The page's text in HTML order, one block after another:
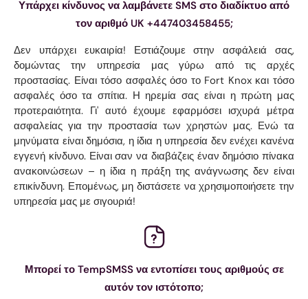
Υπάρχει κίνδυνος να λαμβάνετε SMS στο διαδίκτυο από
τον αριθμό UK +447403458455;
Δεν υπάρχει ευκαιρία! Εστιάζουμε στην ασφάλειά σας,
δομώντας την υπηρεσία μας γύρω από τις αρχές
προστασίας. Είναι τόσο ασφαλές όσο το Fort Knox και τόσο
ασφαλές όσο τα σπίτια. Η ηρεμία σας είναι η πρώτη μας
προτεραιότητα. Γι' αυτό έχουμε εφαρμόσει ισχυρά μέτρα
ασφαλείας για την προστασία των χρηστών μας. Ενώ τα
μηνύματα είναι δημόσια, η ίδια η υπηρεσία δεν ενέχει κανένα
εγγενή κίνδυνο. Είναι σαν να διαβάζεις έναν δημόσιο πίνακα
ανακοινώσεων – η ίδια η πράξη της ανάγνωσης δεν είναι
επικίνδυνη. Επομένως, μη διστάσετε να χρησιμοποιήσετε την
υπηρεσία μας με σιγουριά!
Μπορεί το TempSMSS να εντοπίσει τους αριθμούς σε
αυτόν τον ιστότοπο;